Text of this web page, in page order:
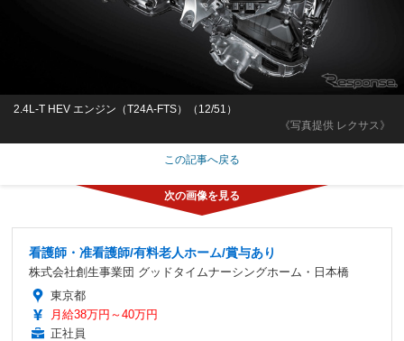
《写真提供 レクサス》
2.4L-T HEV エンジン（T24A-FTS）（12/51）
この記事へ戻る
看護師・准看護師/有料老人ホーム/賞与あり
株式会社創生事業団 グッドタイムナーシングホーム・日本橋
東京都
月給38万円～40万円
正社員